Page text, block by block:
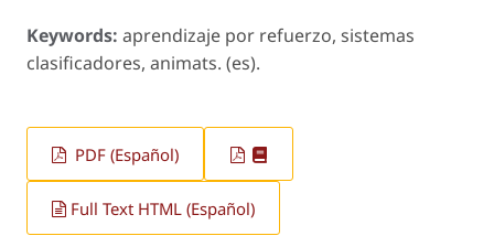
Keywords: aprendizaje por refuerzo, sistemas
clasificadores, animats. (es).
PDF (Español)
Full Text HTML (Español)